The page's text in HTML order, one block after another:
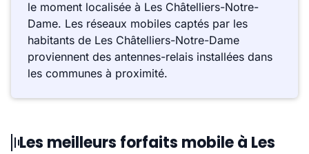
le moment localisée à Les Châtelliers-Notre-
Dame. Les réseaux mobiles captés par les
habitants de Les Châtelliers-Notre-Dame
proviennent des antennes-relais installées dans
les communes à proximité.
Les meilleurs forfaits mobile à Les